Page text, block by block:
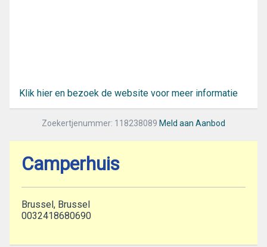
Klik hier en bezoek de website voor meer informatie
Zoekertjenummer: 118238089 Meld aan Aanbod
Camperhuis
Brussel, Brussel
0032418680690